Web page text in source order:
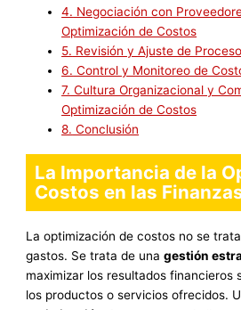
4. Negociación con
Optimización de Costos
5. Revisión y Ajuste de
6. Control y Monitoreo de
7. Cultura Organizacional y
Optimización de Costos
8. Conclusión
La Importancia de la
Costos en las
La optimización de costos no se
gastos. Se trata de unagestión
maximizar los resultados financieros
los productos o servicios ofrecidos.